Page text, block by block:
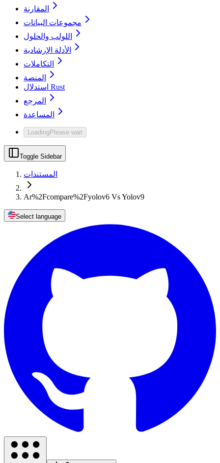
المقارنة
مجموعات البيانات
اللولب والحلول
الأدلة الإرشادية
التكاملات
المنصة
استدلال Rust
المرجع
المساعدة
LoadingPlease wait
Toggle Sidebar
المستندات
Ar%2Fcompare%2Fyolov6 Vs Yolov9
Select language